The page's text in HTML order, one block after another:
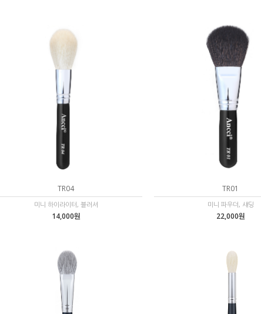
TR04
미니 하이라이터, 블러셔
14,000원
TR01
미니 파우더, 섀딩
22,000원